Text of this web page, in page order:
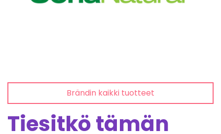
Brändin kaikki tuotteet
Tiesitkö tämän